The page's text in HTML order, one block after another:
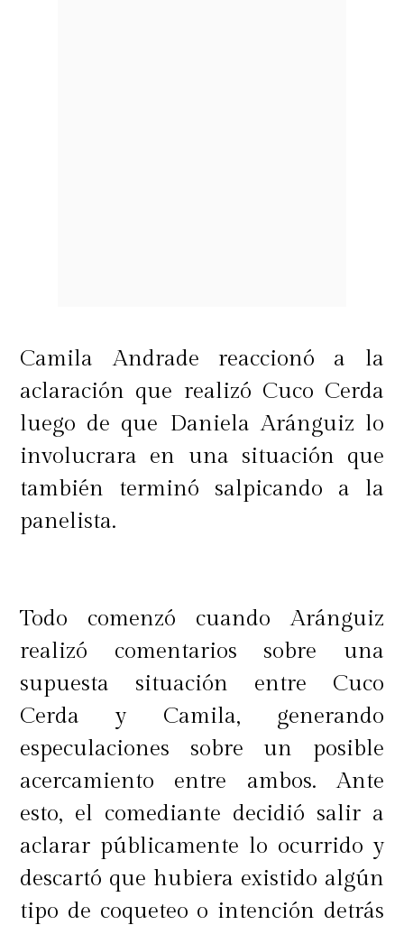
Camila Andrade reaccionó a la
aclaración que realizó Cuco Cerda
luego de que Daniela Aránguiz lo
involucrara en una situación que
también terminó salpicando a la
panelista.
Todo comenzó cuando Aránguiz
realizó comentarios sobre una
supuesta situación entre Cuco
Cerda y Camila, generando
especulaciones sobre un posible
acercamiento entre ambos. Ante
esto, el comediante decidió salir a
aclarar públicamente lo ocurrido y
descartó que hubiera existido algún
tipo de coqueteo o intención detrás